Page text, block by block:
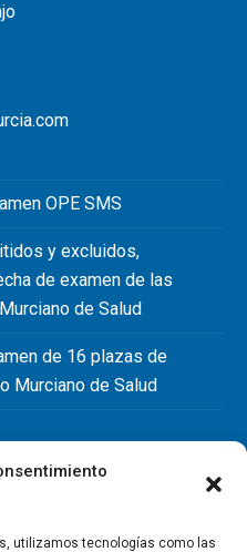
utilizamos tecnologías como las
OPE SMS
y excluidos,
de examen de las
de Salud
de 16 plazas de
Murciano de Salud